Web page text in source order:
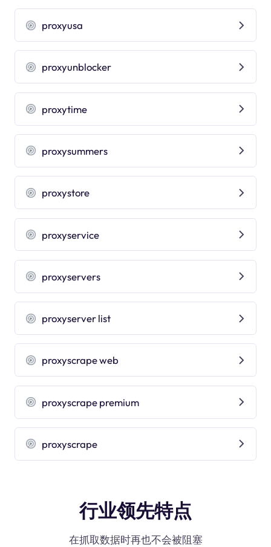
proxyusa
proxyunblocker
proxytime
proxysummers
proxystore
proxyservice
proxyservers
proxyserver list
proxyscrape web
proxyscrape premium
proxyscrape
行业领先特点
在抓取数据时再也不会被阻塞